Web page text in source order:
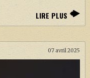
LIRE PLUS
07 avril 2025